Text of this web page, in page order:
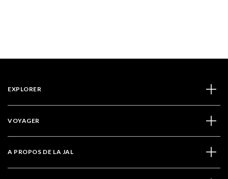
EXPLORER
VOYAGER
A PROPOS DE LA JAL